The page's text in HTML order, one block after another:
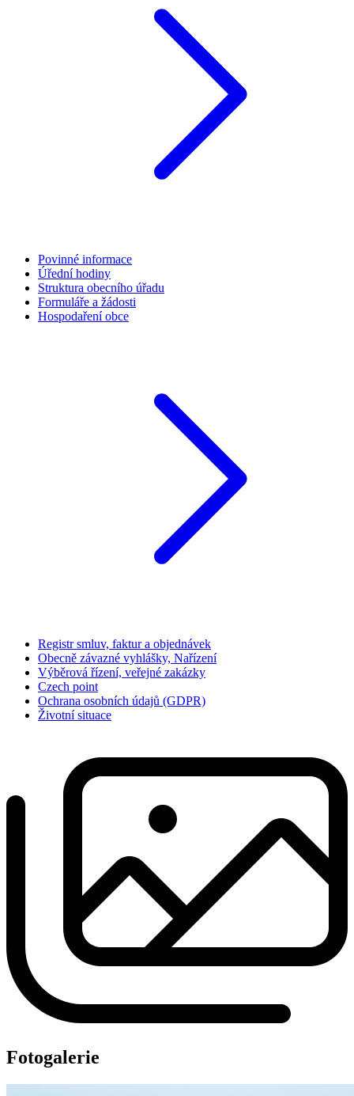
Povinné informace
Úřední hodiny
Struktura obecního úřadu
Formuláře a žádosti
Hospodaření obce
Registr smluv, faktur a objednávek
Obecně závazné vyhlášky, Nařízení
Výběrová řízení, veřejné zakázky
Czech point
Ochrana osobních údajů (GDPR)
Životní situace
Fotogalerie